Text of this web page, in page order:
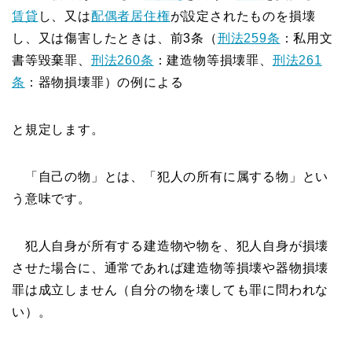
賃貸 し、又は配偶者居住権が設定されたものを損壊
し、又は傷害したときは、前3条（刑法259条 ：私用文
書等毀棄罪、 刑法260条 ：建造物等損壊罪、 刑法261
条 ：器物損壊罪）の例による
と規定します。
「自己の物」とは、「犯人の所有に属する物」とい
う意味です。
犯人自身が所有する建造物や物を、犯人自身が損壊
させた場合に、通常であれば建造物等損壊や器物損壊
罪は成立しません（自分の物を壊しても罪に問われな
い）。